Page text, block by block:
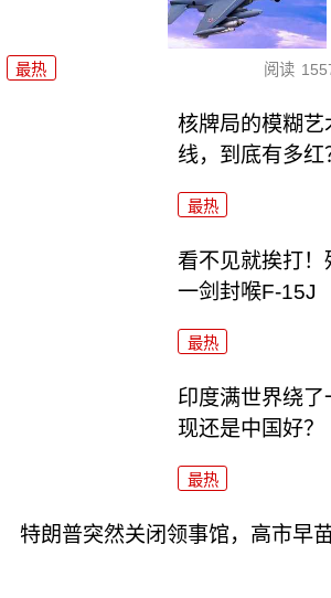
最热 阅读
核牌局的模糊
线，到底有多红
最热
看不见就挨打
一剑封喉F-15J
最热
印度满世界绕
现还是中国好？
最热
特朗普突然关闭领事馆，高市早